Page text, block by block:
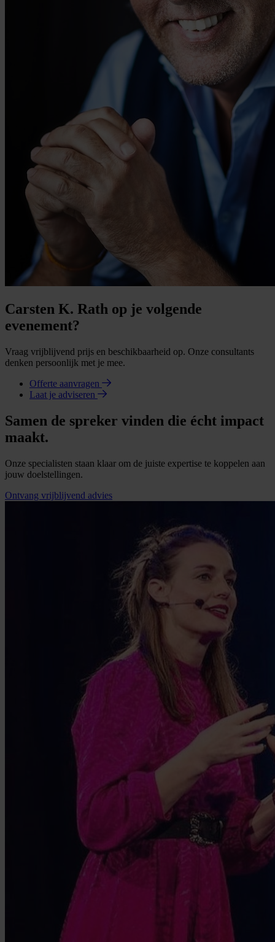
Carsten K. Rath op je volgende
evenement?
Vraag vrijblijvend prijs en beschikbaarheid op. Onze consultants
denken persoonlijk met je mee.
Offerte aanvragen
Laat je adviseren
Samen de spreker vinden die écht impact
maakt.
Onze specialisten staan klaar om de juiste expertise te koppelen aan
jouw doelstellingen.
Ontvang vrijblijvend advies